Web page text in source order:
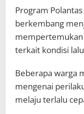
Program
berkembang
mempertemukan
terkait kondisi
Beberapa warga
mengenai
melaju terlalu